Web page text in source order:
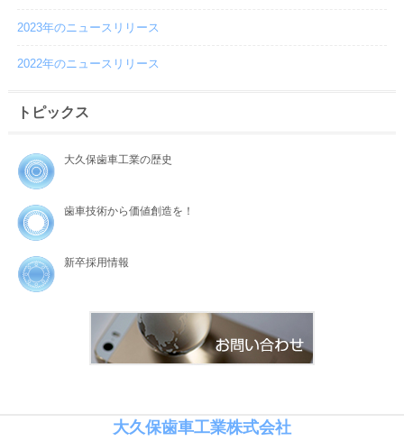
2023年のニュースリリース
2022年のニュースリリース
トピックス
大久保歯車工業の歴史
歯車技術から価値創造を！
新卒採用情報
大久保歯車工業株式会社